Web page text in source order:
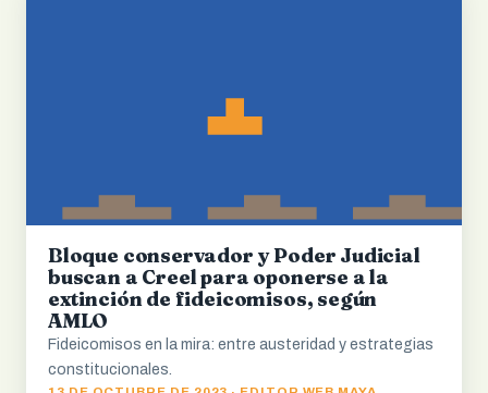
Bloque conservador y Poder Judicial
buscan a Creel para oponerse a la
extinción de fideicomisos, según
AMLO
Fideicomisos en la mira: entre austeridad y estrategias
constitucionales.